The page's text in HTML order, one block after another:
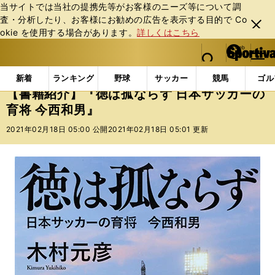
当サイトでは当社の提携先等がお客様のニーズ等について調
査・分析したり、お客様にお勧めの広告を表⽰する⽬的で Co
okie を使⽤する場合があります。詳しくはこちら
閉じ
る
web Sportiva (webスポルティーバ)
検索
マイペ
ー
ジ
メニュ
新着 ランキング 野球 サッカー 競馬 ゴ
b
ス
ポ
ル
インフォメーション 書籍 【書籍紹介】『徳は孤な
【書籍紹介】『徳は孤ならず 日本サッカーの
育将 今西和男』
2021年02月18日 05:00 公開 2021年02月18日 05:01 更新